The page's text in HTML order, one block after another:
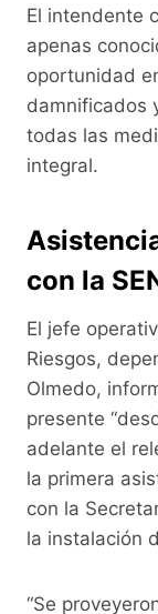
El intendente
apenas
oportunidad
damnificados
todas las
integral.
con la
El jefe
Riesgos,
Olmedo,
presente
adelante el
la primera
con la
la instalación
“Se